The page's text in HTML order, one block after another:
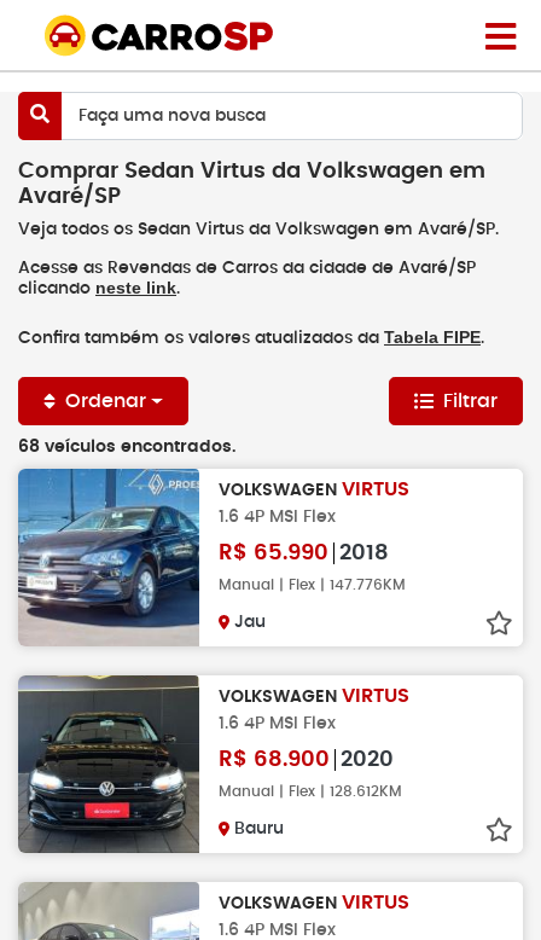
Faça uma nova busca
Comprar Sedan Virtus da Volkswagen em
Avaré/SP
Veja todos os Sedan Virtus da Volkswagen em Avaré/SP.
Acesse as Revendas de Carros da cidade de Avaré/SP
clicando neste link.
Confira também os valores atualizados da Tabela FIPE.
Ordenar Filtrar
68 veículos encontrados.
VOLKSWAGEN VIRTUS
1.6 4P MSI Flex
R$ 65.990 2018
Manual | Flex | 147.776KM
Jau
VOLKSWAGEN VIRTUS
1.6 4P MSI Flex
R$ 68.900 2020
Manual | Flex | 128.612KM
Bauru
VOLKSWAGEN VIRTUS
1.6 4P MSI Flex